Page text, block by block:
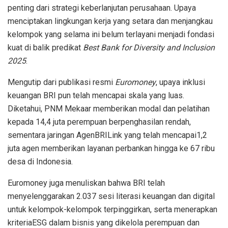
penting dari strategi keberlanjutan perusahaan. Upaya
menciptakan lingkungan kerja yang setara dan menjangkau
kelompok yang selama ini belum terlayani menjadi fondasi
kuat di balik predikat Best Bank for Diversity and Inclusion
2025.
Mengutip dari publikasi resmi Euromoney, upaya inklusi
keuangan BRI pun telah mencapai skala yang luas.
Diketahui, PNM Mekaar memberikan modal dan pelatihan
kepada 14,4 juta perempuan berpenghasilan rendah,
sementara jaringan AgenBRILink yang telah mencapai1,2
juta agen memberikan layanan perbankan hingga ke 67 ribu
desa di Indonesia.
Euromoney juga menuliskan bahwa BRI telah
menyelenggarakan 2.037 sesi literasi keuangan dan digital
untuk kelompok-kelompok terpinggirkan, serta menerapkan
kriteriaESG dalam bisnis yang dikelola perempuan dan